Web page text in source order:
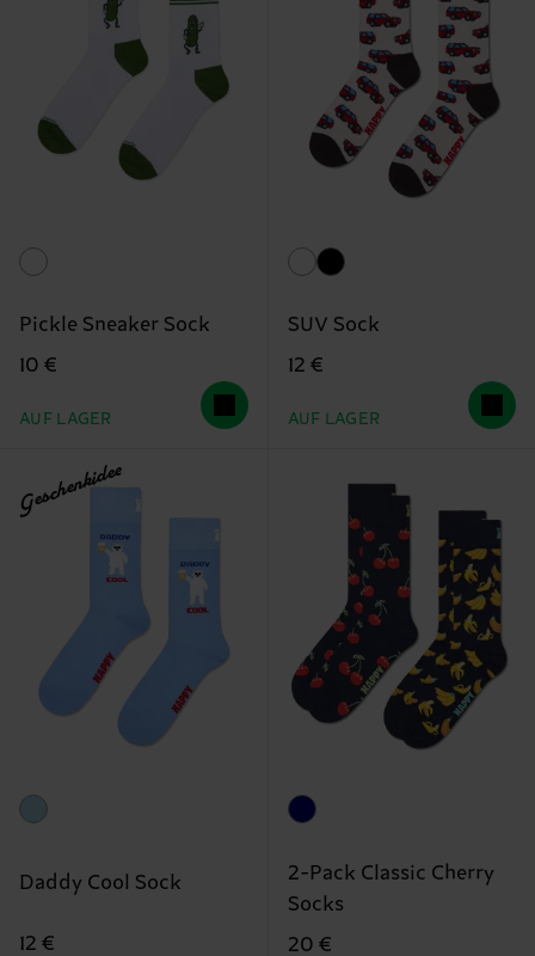
Pickle Sneaker Sock
10 €
AUF LAGER
SUV Sock
12 €
AUF LAGER
Geschenkidee
Daddy Cool Sock
12 €
2-Pack Classic Cherry
Socks
20 €